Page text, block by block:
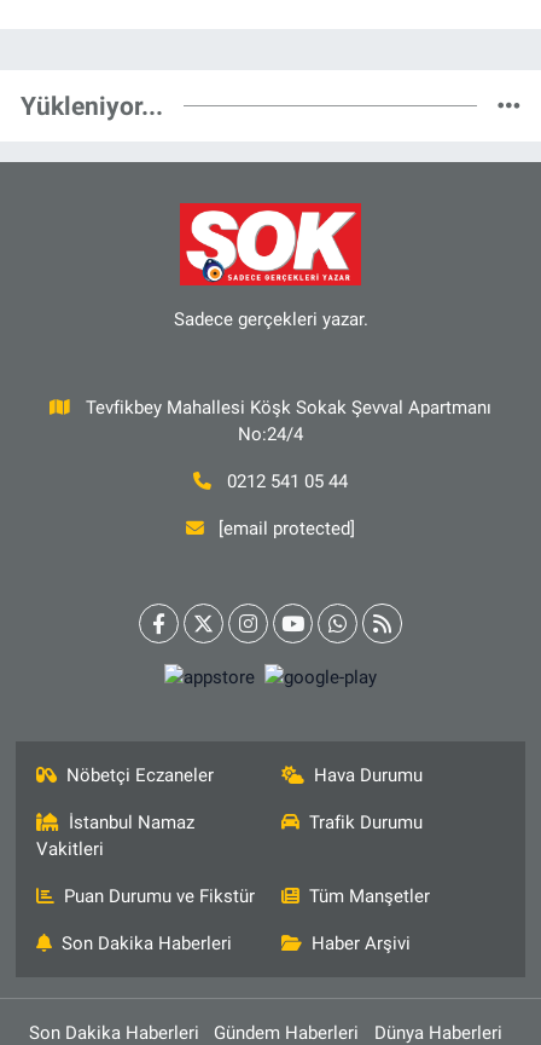
Yükleniyor...
Sadece gerçekleri yazar.
Tevfikbey Mahallesi Köşk Sokak Şevval Apartmanı
No:24/4
0212 541 05 44
[email protected]
Nöbetçi Eczaneler Hava Durumu
İstanbul Namaz
Vakitleri
Trafik Durumu
Puan Durumu ve Fikstür Tüm Manşetler
Son Dakika Haberleri Haber Arşivi
Son Dakika Haberleri Gündem Haberleri Dünya Haberleri